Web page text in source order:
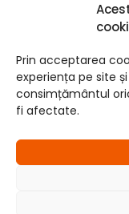
Prin acceptarea
experiența pe site
consimțământul
fi afectate.
Soluționare
rezervate.
Website